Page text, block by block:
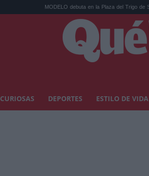
MODELO debuta en la Plaza del Trigo de Sonorama Ri...
CURIOSAS DEPORTES ESTILO DE VIDA